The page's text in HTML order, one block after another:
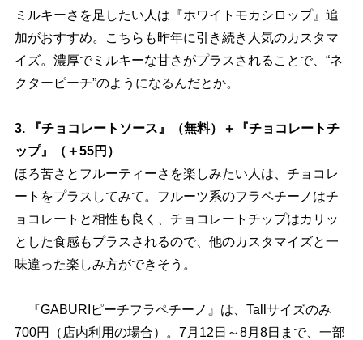
ミルキーさを足したい人は『ホワイトモカシロップ』追
加がおすすめ。こちらも昨年に引き続き人気のカスタマ
イズ。濃厚でミルキーな甘さがプラスされることで、“ネ
クターピーチ”のようになるんだとか。
3. 『チョコレートソース』（無料）＋『チョコレートチ
ップ』（＋55円）
ほろ苦さとフルーティーさを楽しみたい人は、チョコレ
ートをプラスしてみて。フルーツ系のフラペチーノはチ
ョコレートと相性も良く、チョコレートチップはカリッ
とした食感もプラスされるので、他のカスタマイズと一
味違った楽しみ方ができそう。
『GABURIピーチフラペチーノ』は、Tallサイズのみ
700円（店内利用の場合）。7月12日～8月8日まで、一部